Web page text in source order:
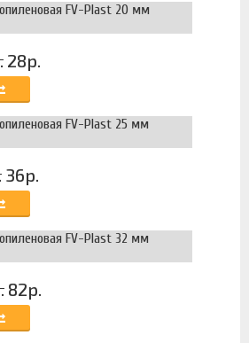
FV-Plast 20 мм
28р.
FV-Plast 25 мм
36р.
FV-Plast 32 мм
82р.